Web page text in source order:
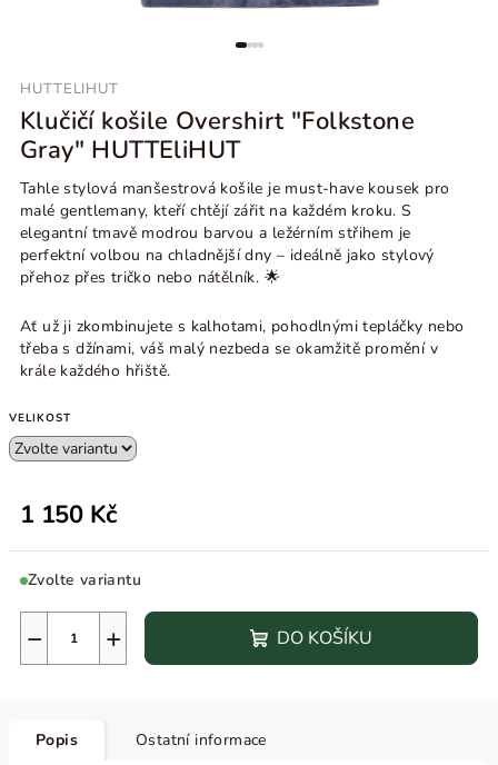
HUTTELIHUT
Klučičí košile Overshirt "Folkstone
Gray" HUTTEliHUT
Tahle stylová manšestrová košile je must-have kousek pro
malé gentlemany, kteří chtějí zářit na každém kroku. S
elegantní tmavě modrou barvou a ležérním střihem je
perfektní volbou na chladnější dny – ideálně jako stylový
přehoz přes tričko nebo nátělník. 🌟
Ať už ji zkombinujete s kalhotami, pohodlnými tepláčky nebo
třeba s džínami, váš malý nezbeda se okamžitě promění v
krále každého hřiště.
VELIKOST
1 150 Kč
Zvolte variantu
+
− DO KOŠÍKU
Popis Ostatní informace